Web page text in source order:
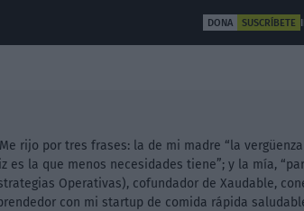
ECONOMÍA CULTURA OTROS
DONA SUSCRÍBETE
rijo por tres frases: la de mi madre “la vergüenza
es la que menos necesidades tiene”; y la mía,
Operativas), cofundador de Xaudable,
con mi startup de comida rápida